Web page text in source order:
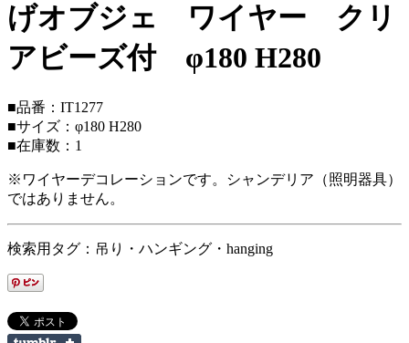
げオブジェ ワイヤー クリ
アビーズ付 φ180 H280
■品番：IT1277
■サイズ：φ180 H280
■在庫数：1
※ワイヤーデコレーションです。シャンデリア（照明器具）
ではありません。
検索用タグ：吊り・ハンギング・hanging